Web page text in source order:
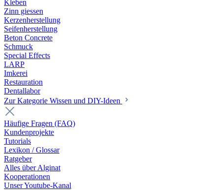
Kleben
Zinn giessen
Kerzenherstellung
Seifenherstellung
Beton Concrete
Schmuck
Special Effects
LARP
Imkerei
Restauration
Dentallabor
Zur Kategorie Wissen und DIY-Ideen
Häufige Fragen (FAQ)
Kundenprojekte
Tutorials
Lexikon / Glossar
Ratgeber
Alles über Alginat
Kooperationen
Unser Youtube-Kanal